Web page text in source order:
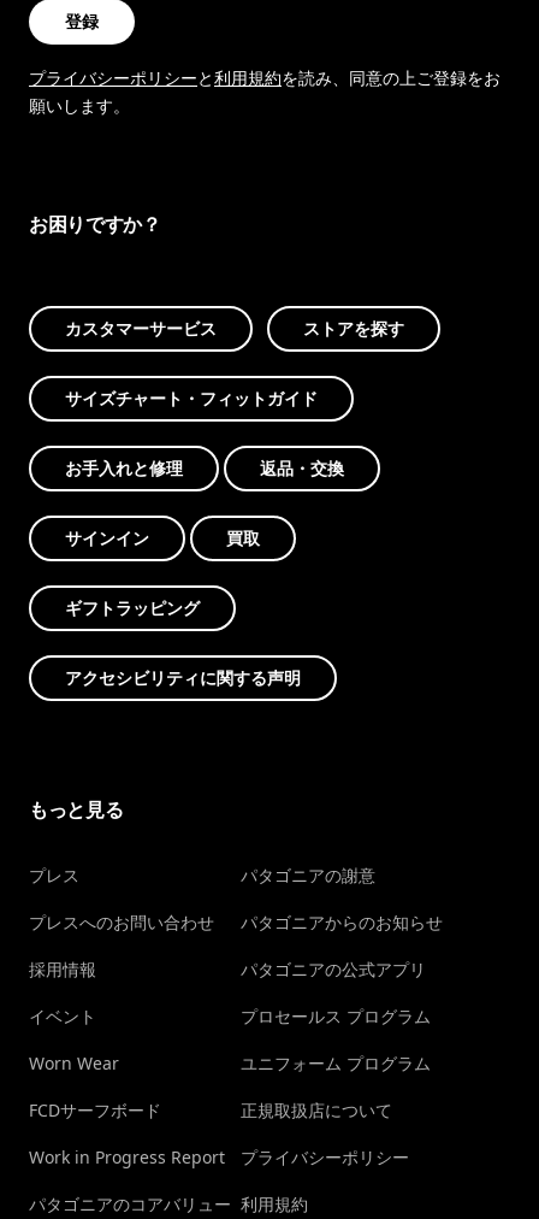
登録
プライバシーポリシーと利用規約を読み、同意の上ご登録をお
願いします。
お困りですか？
カスタマーサービス ストアを探す
サイズチャート・フィットガイド
お手入れと修理 返品・交換
サインイン 買取
ギフトラッピング
アクセシビリティに関する声明
もっと見る
プレス
プレスへのお問い合わせ
採用情報
イベント
Worn Wear
FCDサーフボード
Work in Progress Report
パタゴニアのコアバリュー
パタゴニアの謝意
パタゴニアからのお知らせ
パタゴニアの公式アプリ
プロセールス プログラム
ユニフォーム プログラム
正規取扱店について
プライバシーポリシー
利用規約